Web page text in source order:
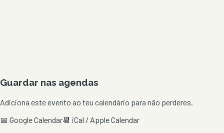
Guardar nas agendas
Adiciona este evento ao teu calendário para não perderes.
📅 Google Calendar📆 iCal / Apple Calendar